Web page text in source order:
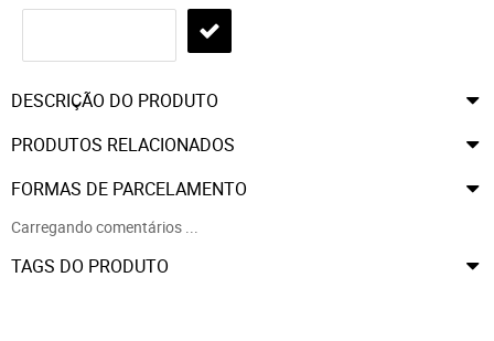
DESCRIÇÃO DO PRODUTO
PRODUTOS RELACIONADOS
FORMAS DE PARCELAMENTO
Carregando comentários ...
TAGS DO PRODUTO